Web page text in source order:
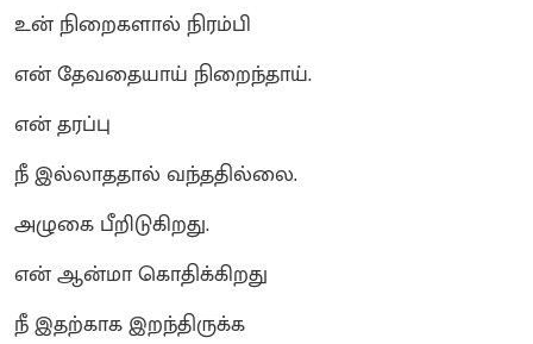
உன் நிறைகளால் நிரம்பி
என் தேவதையாய் நிறைந்தாய்.
என் தரப்பு
நீ இல்லாததால் வந்ததில்லை.
அழுகை பீறிடுகிறது.
என் ஆன்மா கொதிக்கிறது
நீ இதற்காக இறந்திருக்க